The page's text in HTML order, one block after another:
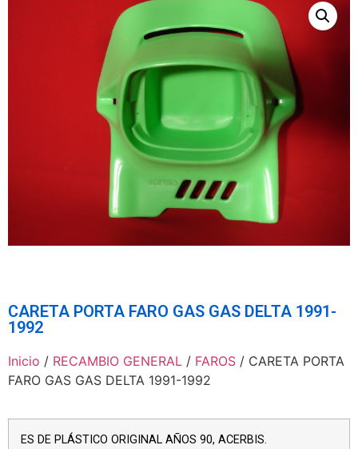
CARETA PORTA FARO GAS GAS DELTA 1991-
1992
Inicio / RECAMBIO GENERAL / FAROS / CARETA PORTA
FARO GAS GAS DELTA 1991-1992
ES DE PLÁSTICO ORIGINAL AÑOS 90, ACERBIS.